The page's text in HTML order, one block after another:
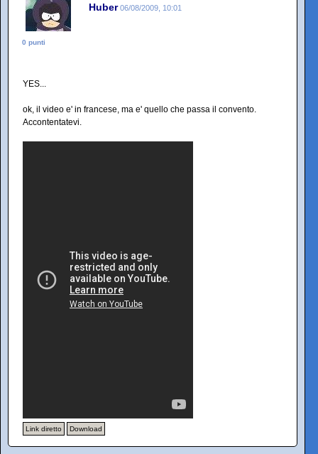
Huber 06/08/2009, 10:01
0 punti
YES...
ok, il video e' in francese, ma e' quello che passa il convento.
Accontentatevi.
Link diretto Download